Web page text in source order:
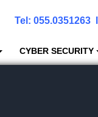
Tel: 055.0351263
CYBER SECURITY